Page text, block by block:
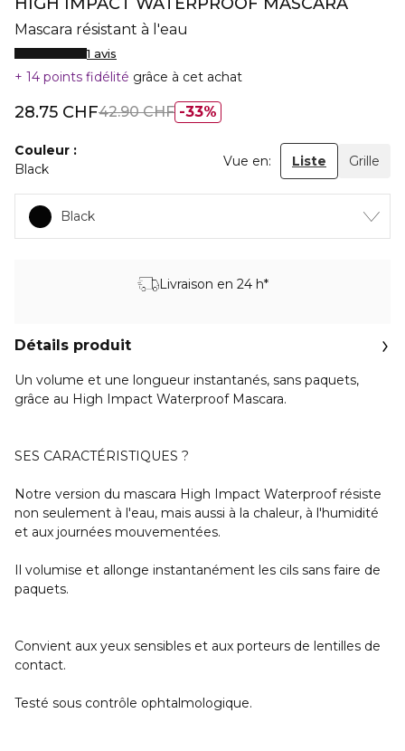
Mascara résistant à l'eau
1 avis
14 points fidélité grâce à cet achat
33%
28.75 CHF42.90 CHF
Couleur
Black
Vue en: Liste Grille
Black
Livraison en 24 h*
Détails produit
Un volume et une longueur instantanés, sans paquets,
grâce au High Impact Waterproof Mascara.
SES CARACTÉRISTIQUES ?
Notre version du mascara High Impact Waterproof résiste
non seulement à l'eau, mais aussi à la chaleur, à l'humidité
et aux journées mouvementées.
Il volumise et allonge instantanément les cils sans faire de
paquets.
Convient aux yeux sensibles et aux porteurs de lentilles de
contact.
Testé sous contrôle ophtalmologique.